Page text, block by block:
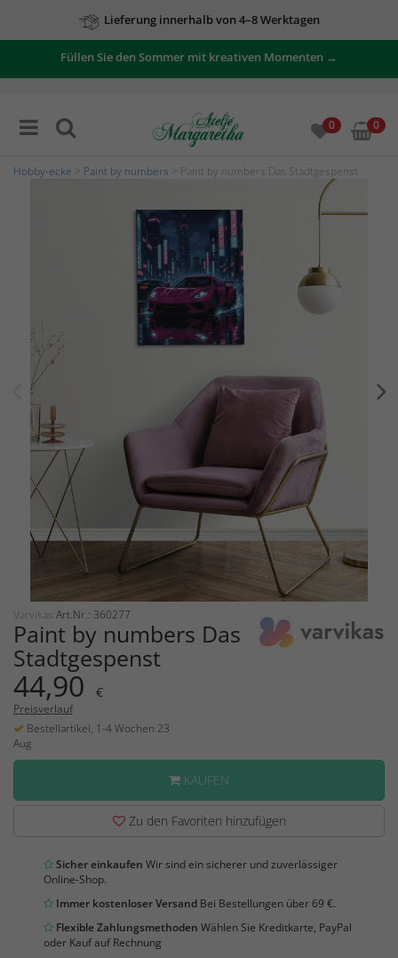
Lieferung innerhalb von 4–8 Werktagen
Füllen Sie den Sommer mit kreativen Momenten →
0 0
Hobby-ecke Paint by numbers > Paint by numbers Das Stadtgespenst
Varvikas Art.Nr.: 360277
Paint by numbers Das
Stadtgespenst
44,90 €
Preisverlauf
Bestellartikel, 1-4 Wochen 23
Aug
KAUFEN
Zu den Favoriten hinzufügen
Sicher einkaufen Wir sind ein sicherer und zuverlässiger
Online-Shop.
Immer kostenloser Versand Bei Bestellungen über 69 €.
Flexible Zahlungsmethoden Wählen Sie Kreditkarte, PayPal
oder Kauf auf Rechnung